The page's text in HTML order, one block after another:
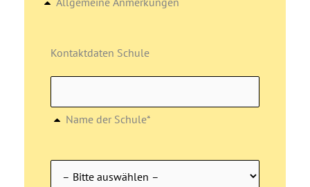
Kontaktdaten Schule
Name der Schule*